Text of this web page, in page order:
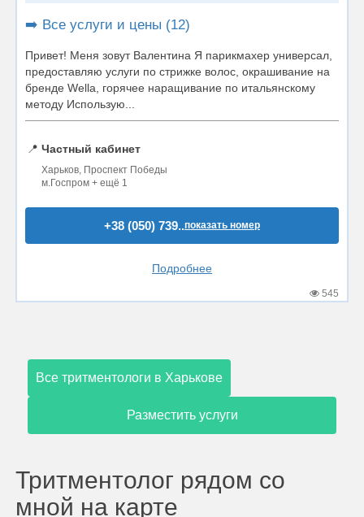
➡️ Все услуги и цены (12)
Привет! Меня зовут Валентина Я парикмахер универсал,
предоставляю услуги по стрижке волос, окрашивание на
бренде Wella, горячее наращивание по итальянскому
методу Использую...
📍 Частный кабинет
Харьков, Проспект Победы
м.Госпром + ещё 1
+38 (050) 739..показать номер
Подробнее
545
Все тритментологи в Харькове
Разместить услуги
Тритментолог рядом со
мной на карте